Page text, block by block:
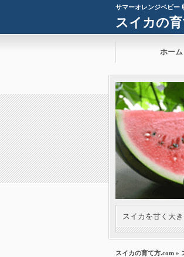
サマーオレンジベビー
スイカの
ホーム
スイカを甘く大
スイカの育て方.com »